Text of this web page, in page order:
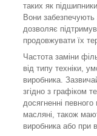
таких як
Вони
дозволяє
продовжувати їх
Частота заміни
від типу техніки,
виробника.
згідно з графіком
досягненні певного
масляні, також
виробника або при